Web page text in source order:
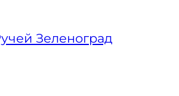
Зеленоград